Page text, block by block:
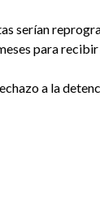
serían
para
a la